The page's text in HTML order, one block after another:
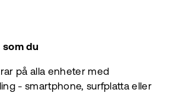
du
på alla enheter med
- smartphone, surfplatta eller